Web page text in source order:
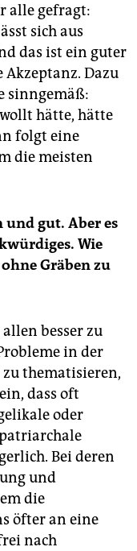
alle gefragt:
sich aus
das ist ein guter
Dazu
sinngemäß:
hätte, hätte
folgt eine
die meisten
und gut. Aber es
Wie
Gräben zu
besser zu
in der
thematisieren,
dass oft
oder
Bei deren
und
die
öfter an eine
nach